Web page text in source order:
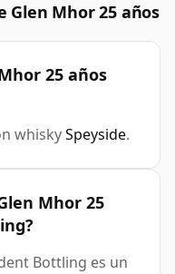
Glen Mhor 25 años
25 años
whiskySpeyside.
Mhor 25
Bottling es un